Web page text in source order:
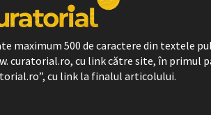
maximum 500 de caractere din textele
curatorial.ro, cu link către site, în primul
cu link la finalul articolului.